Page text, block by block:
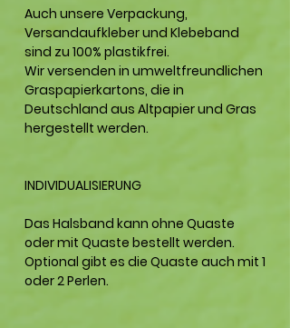
Auch unsere Verpackung,
Versandaufkleber und Klebeband
sind zu 100% plastikfrei.
Wir versenden in umweltfreundlichen
Graspapierkartons, die in
Deutschland aus Altpapier und Gras
hergestellt werden.
INDIVIDUALISIERUNG
Das Halsband kann ohne Quaste
oder mit Quaste bestellt werden.
Optional gibt es die Quaste auch mit 1
oder 2 Perlen.